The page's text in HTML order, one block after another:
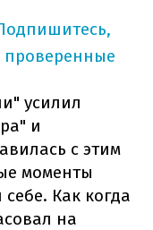
проверенные
усилил
и
с этим
моменты
Как когда
на